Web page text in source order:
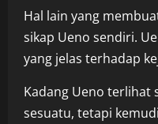
Hal lain yang
sikap Ueno sendiri.
yang jelas terhadap
Kadang Ueno terlihat
sesuatu, tetapi